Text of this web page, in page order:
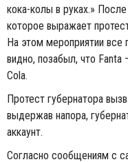
кока-колы в руках.»
которое выражает
На этом мероприятии все
видно, позабыл, что Fanta
Cola.
Протест губернатора
выдержав напора,
аккаунт.
Согласно сообщениям с